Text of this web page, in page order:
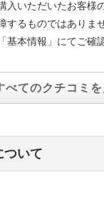
入いただいたお客様
するものではありませ
基本情報」にてご確
べてのクチコミを
ついて